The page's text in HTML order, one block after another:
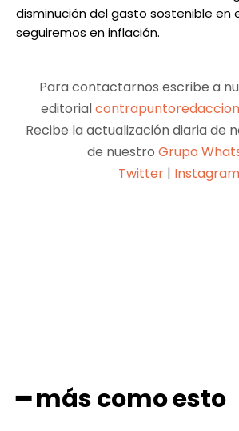
disminución del gasto sostenible en
seguiremos en inflación.
Para contactarnos escribe a
editorial
Recibe la actualización diaria de
de nuestro Grupo
Twitter | Instagram
━ más como esto